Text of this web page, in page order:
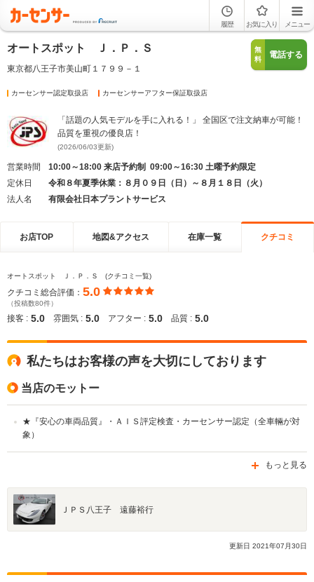
履歴 お気に入り メニュー
オートスポット Ｊ．Ｐ．Ｓ
東京都八王子市美山町１７９９－１
無
料
電話する
カーセンサー認定取扱店 カーセンサーアフター保証取扱店
「話題の人気モデルを手に入れる！」 全国区で注文納車が可能！
品質を重視の優良店！
(2026/06/03更新)
営業時間
10:00～18:00 来店予約制 09:00～16:30 土曜予約限定
定休日
令和８年夏季休業：８月０９日（日）～８月１８日（火）
法人名
有限会社日本プラントサービス
お店TOP 地図&アクセス 在庫一覧 クチコミ
オートスポット Ｊ．Ｐ．Ｓ (クチコミ一覧)
クチコミ総合評価： 5.0
（投稿数80件）
接客 : 5.0 雰囲気 : 5.0 アフター : 5.0 品質 : 5.0
私たちはお客様の声を大切にしております
当店のモットー
★『安心の車両品質』・ＡＩＳ評定検査・カーセンサー認定（全車輛が対
象）
もっと見る
ＪＰＳ八王子 遠藤裕行
更新日 2021年07 月30日